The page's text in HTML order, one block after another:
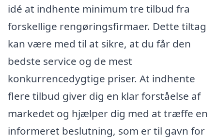
idé at indhente minimum tre tilbud fra
forskellige rengøringsfirmaer. Dette tiltag
kan være med til at sikre, at du får den
bedste service og de mest
konkurrencedygtige priser. At indhente
flere tilbud giver dig en klar forståelse af
markedet og hjælper dig med at træffe en
informeret beslutning, som er til gavn for